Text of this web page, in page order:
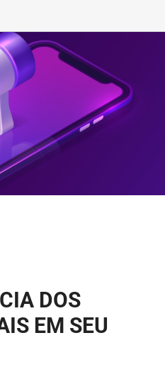
DOS
EM SEU